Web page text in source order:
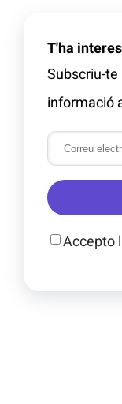
T'ha
Subscriu-
informació
Accepto